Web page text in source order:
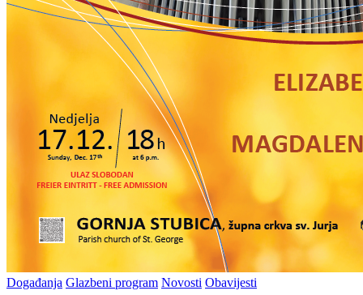
Posted
Događanja Glazbeni program Novosti Obavijesti